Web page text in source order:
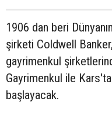
1906 dan beri
şirketi Coldwell
gayrimenkul
Gayrimenkul ile
başlayacak.